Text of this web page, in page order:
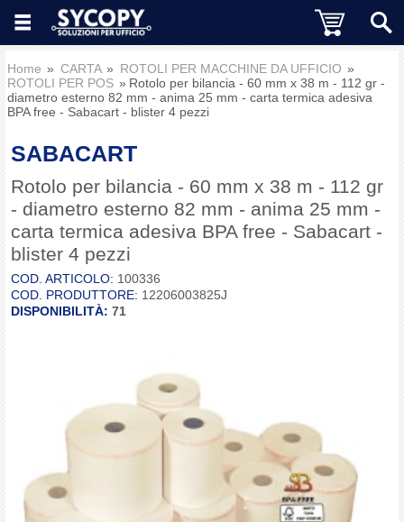
Home CARTA
ROTOLI PER MACCHINE DA UFFICIO
ROTOLI PER POS
Rotolo per bilancia - 60 mm x 38 m - 112 gr -
diametro esterno 82 mm - anima 25 mm - carta termica adesiva
BPA free - Sabacart - blister 4 pezzi
SABACART
Rotolo per bilancia - 60 mm x 38 m - 112 gr
- diametro esterno 82 mm - anima 25 mm -
carta termica adesiva BPA free - Sabacart -
blister 4 pezzi
COD. ARTICOLO: 100336
COD. PRODUTTORE: 12206003825J
DISPONIBILITÀ: 71